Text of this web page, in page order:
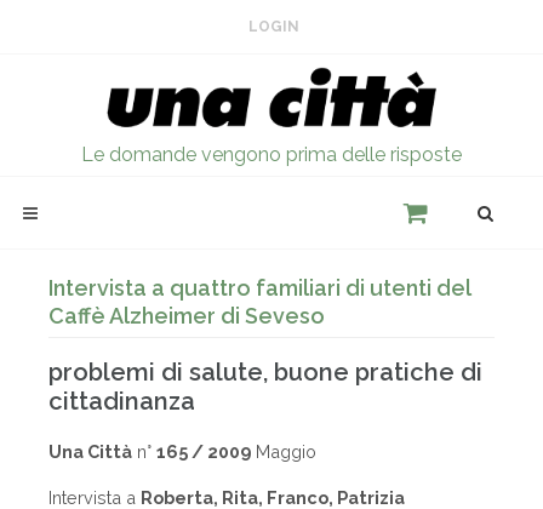
LOGIN
Le domande vengono prima delle risposte
Intervista a quattro familiari di utenti del
Caffè Alzheimer di Seveso
problemi di salute, buone pratiche di
cittadinanza
Una Città n° 165 / 2009 Maggio
Intervista a Roberta, Rita, Franco, Patrizia